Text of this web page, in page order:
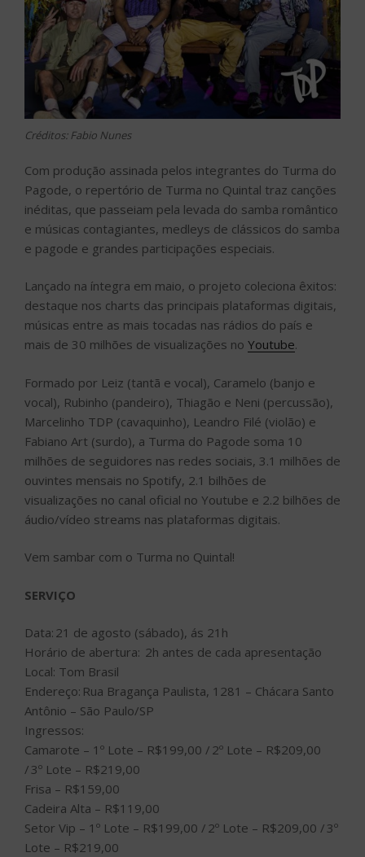
Créditos: Fabio Nunes
Com produção assinada pelos integrantes do Turma do
Pagode, o repertório de Turma no Quintal traz canções
inéditas, que passeiam pela levada do samba romântico
e músicas contagiantes, medleys de clássicos do samba
e pagode e grandes participações especiais.
Lançado na íntegra em maio, o projeto coleciona êxitos:
destaque nos charts das principais plataformas digitais,
músicas entre as mais tocadas nas rádios do país e
mais de 30 milhões de visualizações no Youtube.
Formado por Leiz (tantã e vocal), Caramelo (banjo e
vocal), Rubinho (pandeiro), Thiagão e Neni (percussão),
Marcelinho TDP (cavaquinho), Leandro Filé (violão) e
Fabiano Art (surdo), a Turma do Pagode soma 10
milhões de seguidores nas redes sociais, 3.1 milhões de
ouvintes mensais no Spotify, 2.1 bilhões de
visualizações no canal oficial no Youtube e 2.2 bilhões de
áudio/vídeo streams nas plataformas digitais.
Vem sambar com o Turma no Quintal!
SERVIÇO
Data: 21 de agosto (sábado), ás 21h
Horário de abertura: 2h antes de cada apresentação
Local: Tom Brasil
Endereço: Rua Bragança Paulista, 1281 – Chácara Santo
Antônio – São Paulo/SP
Ingressos:
Camarote – 1º Lote – R$199,00 / 2º Lote – R$209,00
/ 3º Lote – R$219,00
Frisa – R$159,00
Cadeira Alta – R$119,00
Setor Vip – 1º Lote – R$199,00 / 2º Lote – R$209,00 / 3º
Lote – R$219,00